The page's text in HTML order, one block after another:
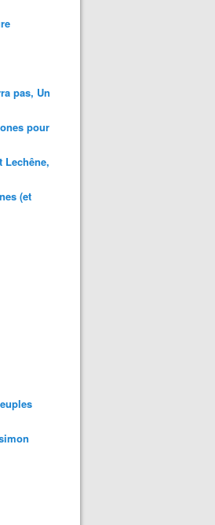
pas, Un
pour
Lechêne,
(et